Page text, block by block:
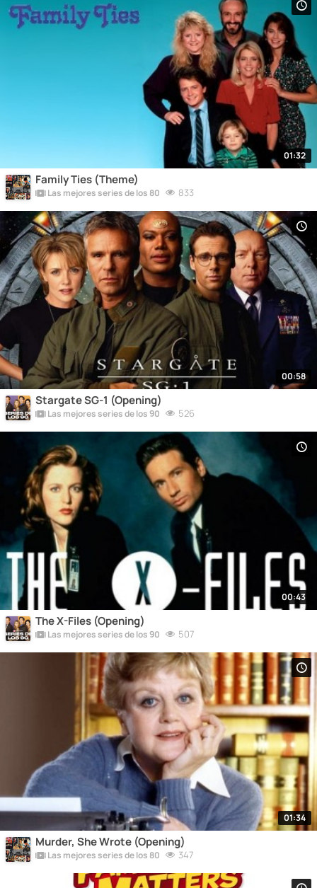
01:32
Family Ties (Theme)
Las mejores series de los 80 833
00:58
Stargate SG-1 (Opening)
Las mejores series de los 90 526
00:43
The X-Files (Opening)
Las mejores series de los 90 507
01:34
Murder, She Wrote (Opening)
Las mejores series de los 80 347